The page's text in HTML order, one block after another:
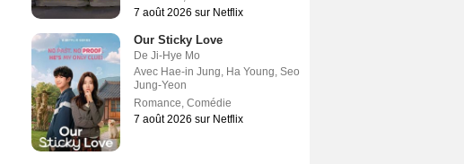
7 août 2026 sur Netflix
Our Sticky Love
De Ji-Hye Mo
Avec Hae-in Jung, Ha Young, Seo
Jung-Yeon
Romance, Comédie
7 août 2026 sur Netflix